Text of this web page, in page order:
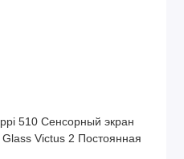
510 Сенсорный экран
Victus 2 Постоянная